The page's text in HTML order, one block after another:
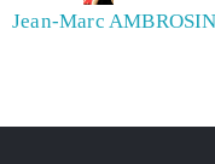
Jean-Marc